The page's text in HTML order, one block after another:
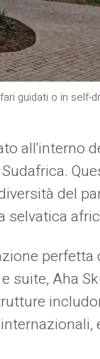
guidati o in self-
all'interno
del
selvatica
suite, Aha